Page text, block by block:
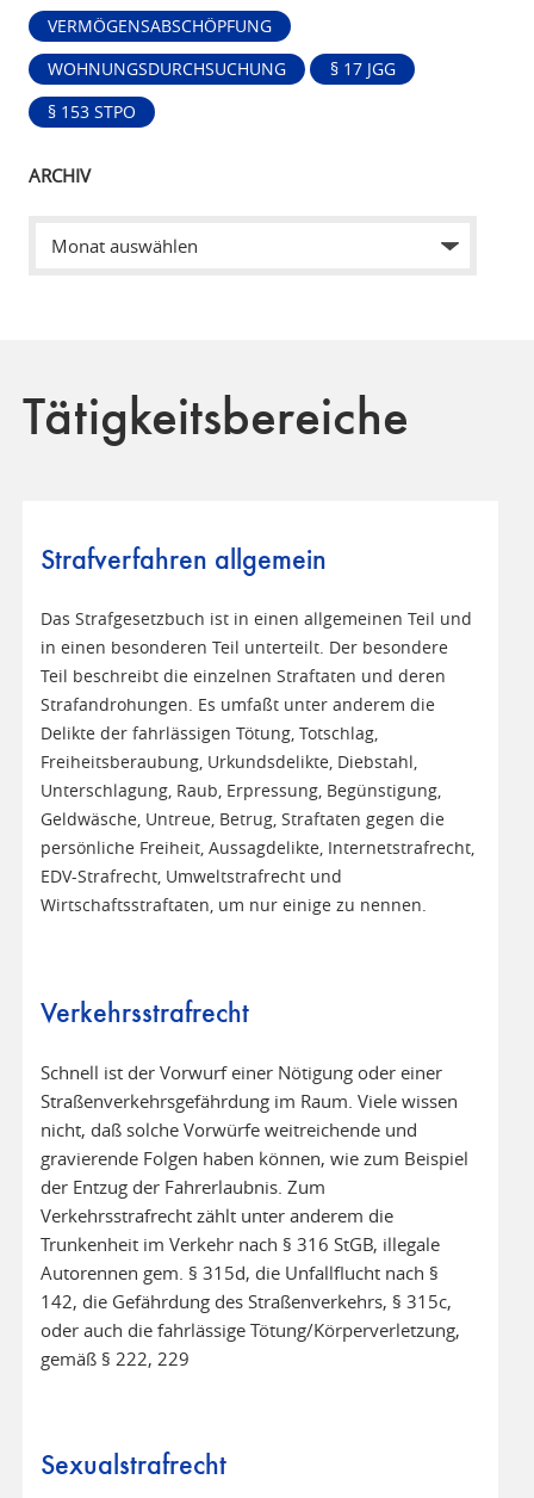
VERMÖGENSABSCHÖPFUNG
WOHNUNGSDURCHSUCHUNG § 17 JGG
§ 153 STPO
ARCHIV
Tätigkeitsbereiche
Strafverfahren allgemein
Das Strafgesetzbuch ist in einen allgemeinen Teil und
in einen besonderen Teil unterteilt. Der besondere
Teil beschreibt die einzelnen Straftaten und deren
Strafandrohungen. Es umfaßt unter anderem die
Delikte der fahrlässigen Tötung, Totschlag,
Freiheitsberaubung, Urkundsdelikte, Diebstahl,
Unterschlagung, Raub, Erpressung, Begünstigung,
Geldwäsche, Untreue, Betrug, Straftaten gegen die
persönliche Freiheit, Aussagdelikte, Internetstrafrecht,
EDV-Strafrecht, Umweltstrafrecht und
Wirtschaftsstraftaten, um nur einige zu nennen.
Verkehrsstrafrecht
Schnell ist der Vorwurf einer Nötigung oder einer
Straßenverkehrsgefährdung im Raum. Viele wissen
nicht, daß solche Vorwürfe weitreichende und
gravierende Folgen haben können, wie zum Beispiel
der Entzug der Fahrerlaubnis. Zum
Verkehrsstrafrecht zählt unter anderem die
Trunkenheit im Verkehr nach § 316 StGB, illegale
Autorennen gem. § 315d, die Unfallflucht nach §
142, die Gefährdung des Straßenverkehrs, § 315c,
oder auch die fahrlässige Tötung/Körperverletzung,
gemäß § 222, 229
Sexualstrafrecht